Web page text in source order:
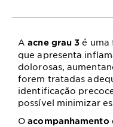
Aacne grau 3 é uma
que apresenta
dolorosas,
forem tratadas
identificação
possível minimizar
O